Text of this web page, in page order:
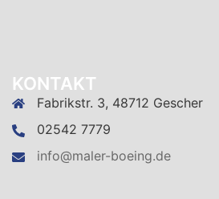
KONTAKT
Fabrikstr. 3, 48712 Gescher
02542 7779
info@maler-boeing.de